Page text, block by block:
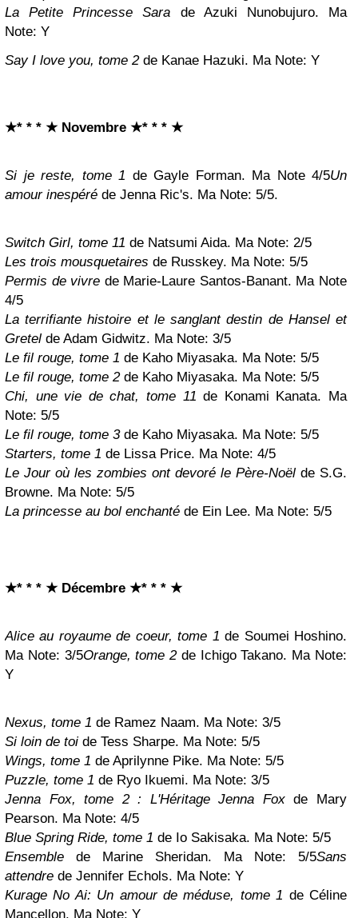
La Petite Princesse Sara de Azuki Nunobujuro. Ma
Note: Y
Say I love you, tome 2de Kanae Hazuki. Ma Note: Y
★* * * ★ Novembre ★* * * ★
Si je reste, tome 1 de Gayle Forman. Ma Note 4/5Un
amour inespéré de Jenna Ric's. Ma Note: 5/5.
Switch Girl, tome 11 de Natsumi Aida. Ma Note: 2/5
Les trois mousquetaires de Russkey. Ma Note: 5/5
Permis de vivre de Marie-Laure Santos-Banant. Ma Note
4/5
La terrifiante histoire et le sanglant destin de Hansel et
Gretel de Adam Gidwitz. Ma Note: 3/5
Le fil rouge, tome 1 de Kaho Miyasaka. Ma Note: 5/5
Le fil rouge, tome 2de Kaho Miyasaka. Ma Note: 5/5
Chi, une vie de chat, tome 11 de Konami Kanata. Ma
Note: 5/5
Le fil rouge, tome 3 de Kaho Miyasaka. Ma Note: 5/5
Starters, tome 1 de Lissa Price. Ma Note: 4/5
Le Jour où les zombies ont devoré le Père-Noël de S.G.
Browne. Ma Note: 5/5
La princesse au bol enchanté de Ein Lee. Ma Note: 5/5
★* * * ★ Décembre ★* * * ★
Alice au royaume de coeur, tome 1 de Soumei Hoshino.
Ma Note: 3/5Orange, tome 2de Ichigo Takano. Ma Note:
Y
Nexus, tome 1 de Ramez Naam. Ma Note: 3/5
Si loin de toi de Tess Sharpe. Ma Note: 5/5
Wings, tome 1 de Aprilynne Pike. Ma Note: 5/5
Puzzle, tome 1 de Ryo Ikuemi. Ma Note: 3/5
Jenna Fox, tome 2 : L'Héritage Jenna Foxde Mary
Pearson. Ma Note: 4/5
Blue Spring Ride, tome 1 de Io Sakisaka. Ma Note: 5/5
Ensemble de Marine Sheridan. Ma Note: 5/5Sans
attendre de Jennifer Echols. Ma Note: Y
Kurage No Ai: Un amour de méduse, tome 1 de Céline
Mancellon. Ma Note: Y